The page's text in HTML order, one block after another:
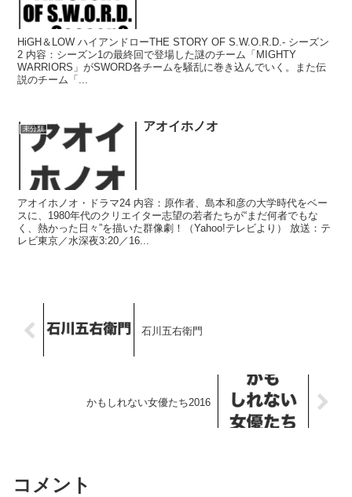
HiGH＆LOW ハイアンドローTHE STORY OF S.W.O.R.D.- シーズン
2 内容：シーズン1の最終回で登場した謎のチーム「MIGHTY
WARRIORS」がSWORD各チームを騒乱に巻き込んでいく。また伝
説のチーム「...
未分類 アオイホノオ
アオイホノオ・ドラマ24 内容：原作者、島本和彦の大学時代をベー
スに、1980年代のクリエイター志望の若者たちが“まだ何者でもな
く、熱かった日々”を描いた群像劇！（Yahoo!テレビより） 放送：テ
レビ東京／水深夜3:20／16...
石川五右衛門
かもしれない女優たち2016
コメント